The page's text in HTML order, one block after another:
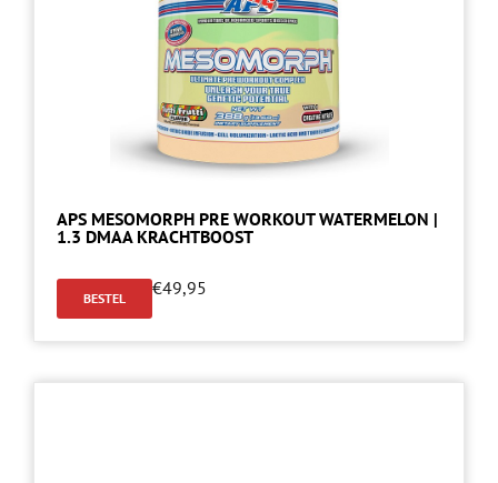
APS MESOMORPH PRE WORKOUT WATERMELON |
1.3 DMAA KRACHTBOOST
BESTEL €49,95